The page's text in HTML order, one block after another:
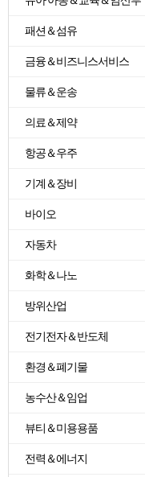
패션＆섬유
금융＆비즈니스서비스
물류＆운송
의료＆제약
항공＆우주
기계＆장비
바이오
자동차
화학＆나노
방위산업
전기전자＆반도체
환경＆폐기물
농수산＆임업
뷰티＆미용용품
전력＆에너지